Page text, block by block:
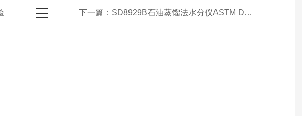
下一篇： SD8929B石油蒸馏法水分仪ASTM D4006